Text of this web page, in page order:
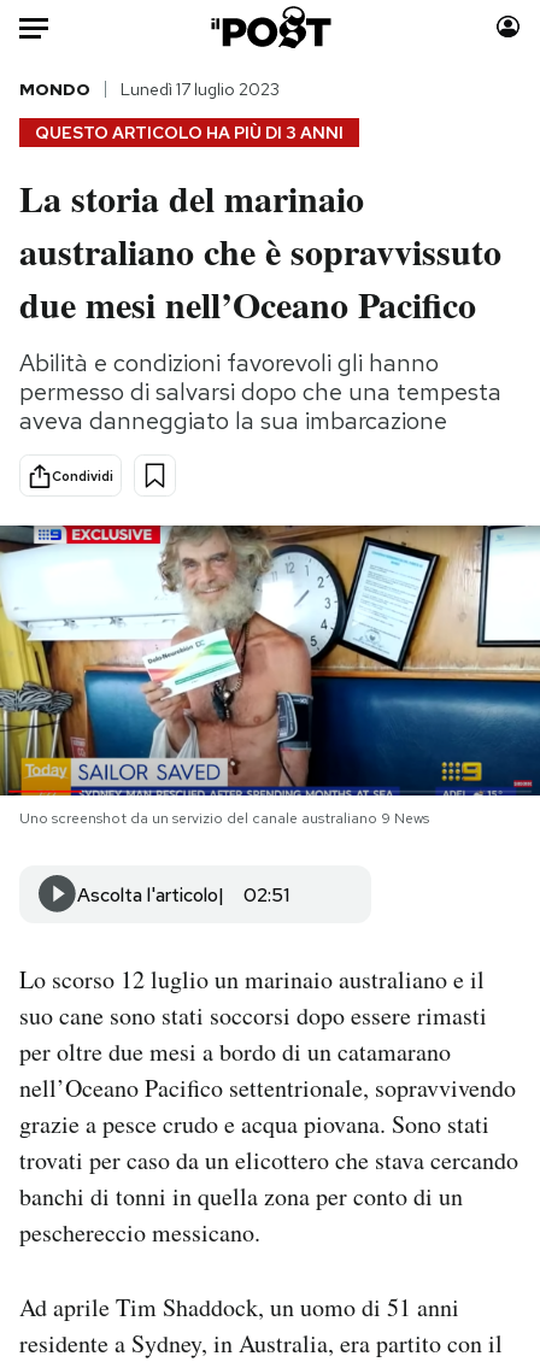
Auto
HOME
Italia
Politica
Tecnologia
Scienza
Cultura
Sport
Moda
Consumismi
Storie/Idee
Media
Europa
NEWSLETTER
I MIEI PREFERITI
SHOP
CALENDARIO
AREA PERSONALE
Newsletter
Notifiche mobile
Regala il Post
Hai bisogno di aiuto?
Esci
QUESTO ARTICOLO HA PIÙ DI 3 ANNI
MONDO Lunedì 17 luglio 2023
La storia del marinaio
australiano che è sopravvissuto
due mesi nell’Oceano Pacifico
Abilità e condizioni favorevoli gli hanno
permesso di salvarsi dopo che una tempesta
aveva danneggiato la sua imbarcazione
Condividi
Uno screenshot da un servizio del canale australiano 9 News
Ascolta l'articolo 02:51
Lo scorso 12 luglio un marinaio australiano e il
suo cane sono stati soccorsi dopo essere rimasti
per oltre due mesi a bordo di un catamarano
nell’Oceano Pacifico settentrionale, sopravvivendo
grazie a pesce crudo e acqua piovana. Sono stati
trovati per caso da un elicottero che stava cercando
banchi di tonni in quella zona per conto di un
peschereccio messicano.
Ad aprile Tim Shaddock, un uomo di 51 anni
residente a Sydney, in Australia, era partito con il